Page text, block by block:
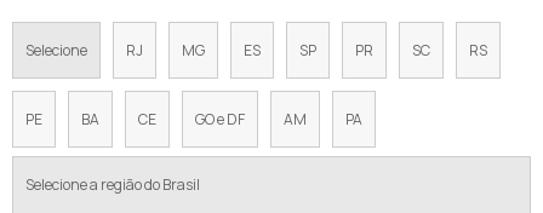
Selecione RJ MG ES SP PR SC RS
PE BA CE GO e DF AM PA
Selecione a região do Brasil